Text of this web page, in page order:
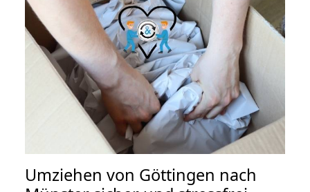
Umziehen von Göttingen nach